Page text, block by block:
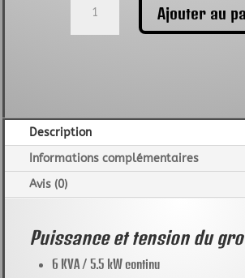
Ajouter au
Description
Informations complémentaires
Avis (0)
Puissance et tension du
6 KVA / 5.5 kW continu